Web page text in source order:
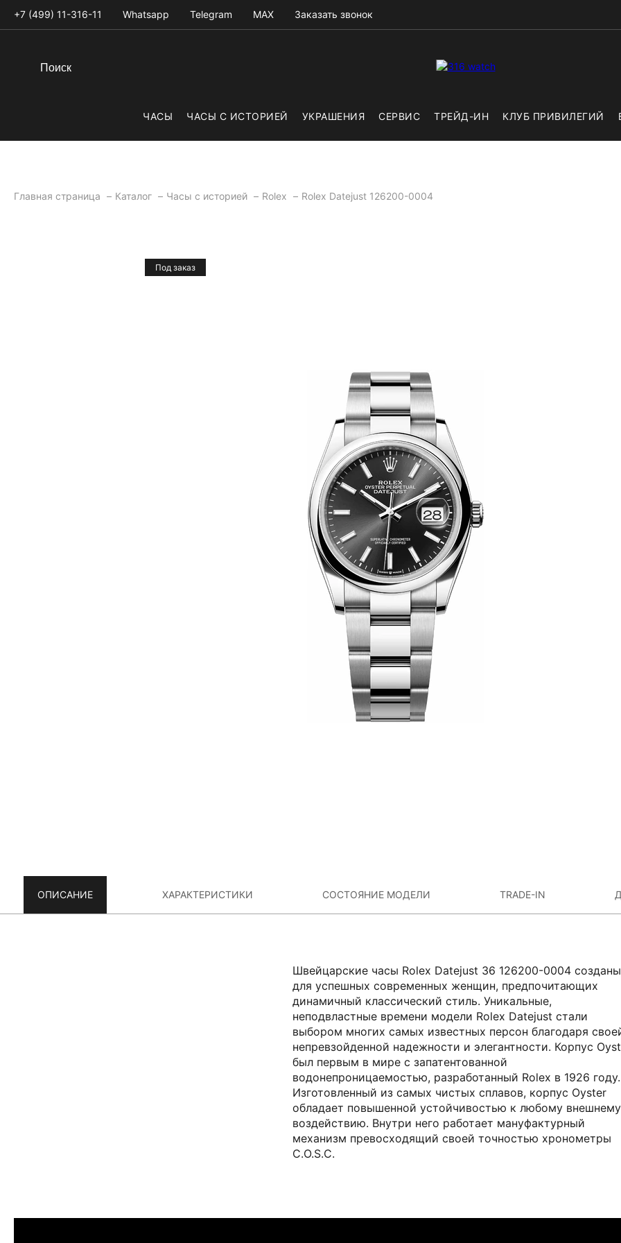
+7 (499) 11-316-11 Whatsapp Telegram MAX Заказать звонок
ЧАСЫ ЧАСЫ С ИСТОРИЕЙ УКРАШЕНИЯ СЕРВИС ТРЕЙД-ИН КЛУБ ПРИВИЛЕГИЙ
Главная страница Каталог Часы с историей Rolex Rolex Datejust 126200-0004
Под заказ
ОПИСАНИЕ ХАРАКТЕРИСТИКИ СОСТОЯНИЕ МОДЕЛИ TRADE-IN
Швейцарские часы Rolex Datejust 36 126200-0004 созданы
для успешных современных женщин, предпочитающих
динамичный классический стиль. Уникальные,
неподвластные времени модели Rolex Datejust стали
выбором многих самых известных персон благодаря
непревзойденной надежности и элегантности. Корпус
был первым в мире с запатентованной
водонепроницаемостью, разработанный Rolex в 1926 году.
Изготовленный из самых чистых сплавов, корпус Oyster
обладает повышенной устойчивостью к любому внешнему
воздействию. Внутри него работает мануфактурный
механизм превосходящий своей точностью хронометры
C.O.S.C.